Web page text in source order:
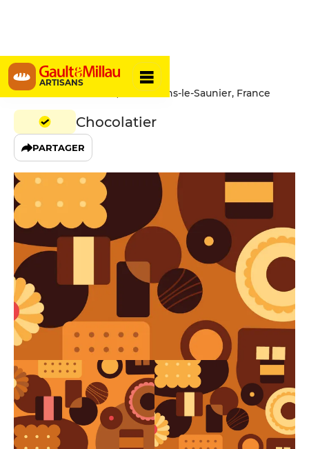
ARTISANS
Pelen
135 Rue Blaise Pascal, 39000 Lons-le-Saunier, France
Chocolatier
PARTAGER